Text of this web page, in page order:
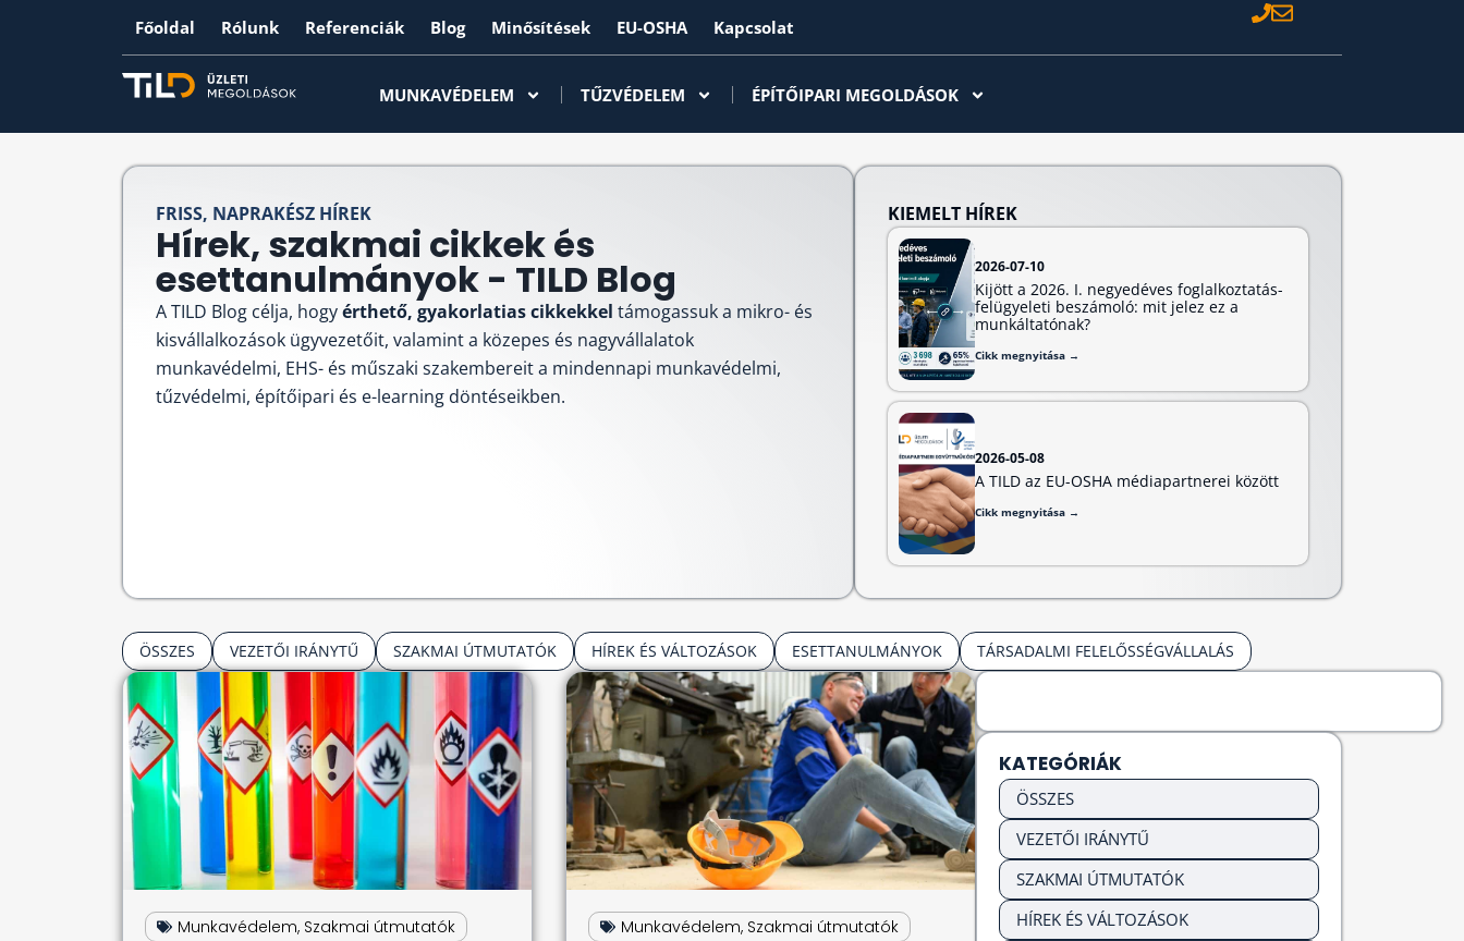
Főoldal Rólunk Referenciák Blog Minősítések EU-OSHA Kapcsolat
MUNKAVÉDELEM TŰZVÉDELEM ÉPÍTŐIPARI MEGOLDÁSOK
FRISS, NAPRAKÉSZ HÍREK
Hírek, szakmai cikkek és
esettanulmányok - TILD Blog
A TILD Blog célja, hogyérthető, gyakorlatias cikkekkel támogassuk a mikro- és
kisvállalkozások ügyvezetőit, valamint a közepes és nagyvállalatok
munkavédelmi, EHS- és műszaki szakembereit a mindennapi munkavédelmi,
tűzvédelmi, építőipari és e-learning döntéseikben.
KIEMELT HÍREK
2026-07-10
Kijött a 2026. I. negyedéves foglalkoztatás-
felügyeleti beszámoló: mit jelez ez a
munkáltatónak?
Cikk megnyitása →
2026-05-08
A TILD az EU-OSHA médiapartnerei között
Cikk megnyitása →
ÖSSZES VEZETŐI IRÁNYTŰ SZAKMAI ÚTMUTATÓK HÍREK ÉS VÁLTOZÁSOK ESETTANULMÁNYOK TÁRSADALMI FELELŐSSÉGVÁLLALÁS
Munkavédelem, Szakmai útmutatók
Munkavédelem, Szakmai útmutatók
KATEGÓRIÁK
ÖSSZES
VEZETŐI IRÁNYTŰ
SZAKMAI ÚTMUTATÓK
HÍREK ÉS VÁLTOZÁSOK